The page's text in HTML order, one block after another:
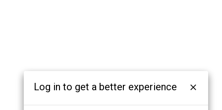
Log in to get a better experience